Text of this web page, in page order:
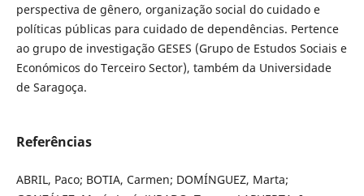
perspectiva de gênero, organização social do cuidado e
políticas públicas para cuidado de dependências. Pertence
ao grupo de investigação GESES (Grupo de Estudos Sociais e
Económicos do Terceiro Sector), também da Universidade
de Saragoça.
Referências
ABRIL, Paco; BOTIA, Carmen; DOMÍNGUEZ, Marta;